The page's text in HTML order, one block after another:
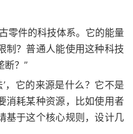
零件的科技体系。它的能量
制？普通人能使用这种科技
断？”
’，它的来源是什么？它不是
消耗某种资源，比如使用者
基于这个核心规则，设计几